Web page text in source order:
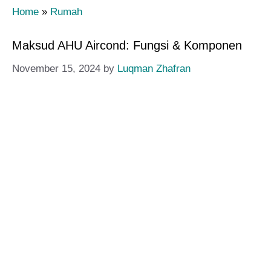
Home » Rumah
Maksud AHU Aircond: Fungsi & Komponen
November 15, 2024 by Luqman Zhafran